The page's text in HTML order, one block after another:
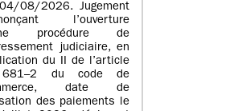
08/2026. Jugement
l’ouverture
procédure de
judiciaire, en
du II de l’article
du code de
date de
des paiements le